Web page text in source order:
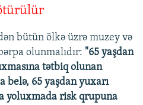
bütün ölkə üzrə muzey və
olunmalıdır: "65 yaşdan
tətbiq olunan
belə, 65 yaşdan yuxarı
yoluxmada risk qrupuna